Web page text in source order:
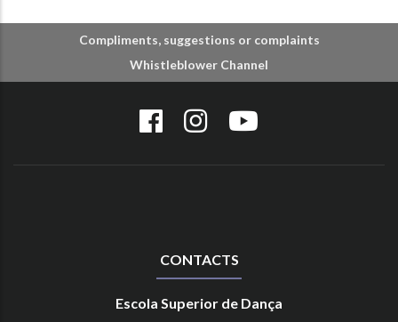
Compliments, suggestions or complaints
Whistleblower Channel
CONTACTS
Escola Superior de Dança